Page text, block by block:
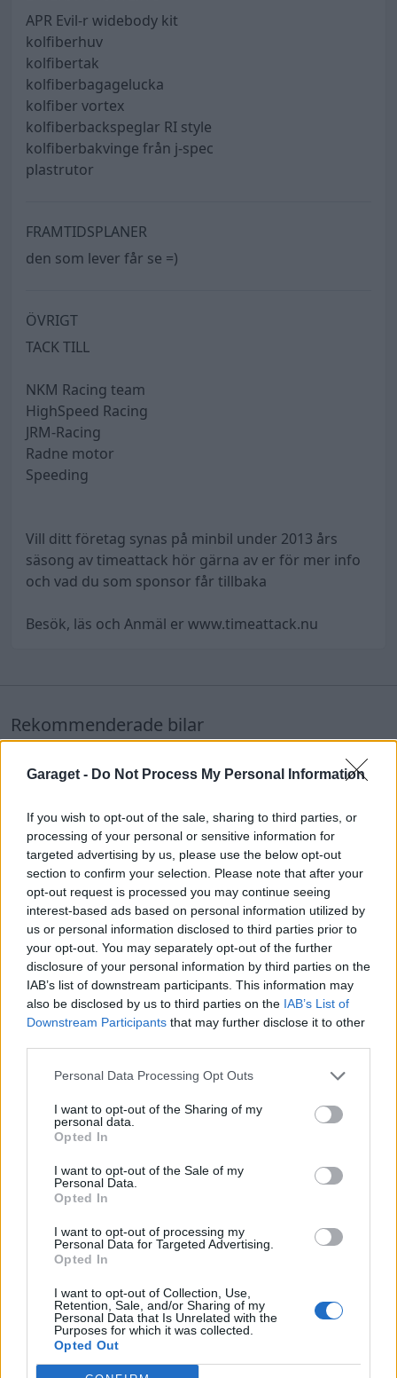
Garaget - Do Not Process My Personal Information
If you wish to opt-out of the sale, sharing to third parties, or
processing of your personal or sensitive information for
targeted advertising by us, please use the below opt-out
section to confirm your selection. Please note that after your
opt-out request is processed you may continue seeing
interest-based ads based on personal information utilized by
us or personal information disclosed to third parties prior to
your opt-out. You may separately opt-out of the further
disclosure of your personal information by third parties on the
IAB’s list of downstream participants. This information may
also be disclosed by us to third parties on the IAB’s List of
Downstream Participants that may further disclose it to other
Personal Data Processing Opt Outs
I want to opt-out of the Sharing of my
personal data.
Opted In
I want to opt-out of the Sale of my
Personal Data.
Opted In
I want to opt-out of processing my
Personal Data for Targeted Advertising.
Opted In
I want to opt-out of Collection, Use,
Retention, Sale, and/or Sharing of my
Personal Data that Is Unrelated with the
Purposes for which it was collected.
Opted Out
APR Evil-r widebody kit
kolfiberhuv
kolfibertak
kolfiberbagagelucka
kolfiber vortex
kolfiberbackspeglar RI style
kolfiberbakvinge från j-spec
plastrutor
FRAMTIDSPLANER
den som lever får se =)
ÖVRIGT
TACK TILL
NKM Racing team
HighSpeed Racing
JRM-Racing
Radne motor
Speeding
Vill ditt företag synas på minbil under 2013 års
säsong av timeattack hör gärna av er för mer info
och vad du som sponsor får tillbaka
Besök, läs och Anmäl er www.timeattack.nu
Rekommenderade bilar
20 2
danne_83
465
20 okt. 10
Toyota Supra MKIV"Top Secret
Wide Body"(1994)
SkylinePeter
128 914 visningar1133 kommentarer
1146
23 sept. 10
19 1
Chevrolet corvette (1968)
joelpro
50 152 visningar232 kommentarer
Audi V8 Quattro
(1990)
42 088 visningar
107 kommentarer
15
Chevrolet 3100 pickup (1953)
18 800 visningar171 kommentarer
197
26 juli 09
kompressor"